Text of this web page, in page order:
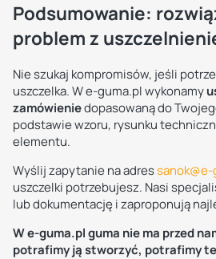
Podsumowanie:
problem z
Nie szukaj kompromisów, jeśli
uszczelka. W e-guma.pl wykonamy
zamówieniedopasowaną do
podstawie wzoru, rysunku
elementu.
Wyślij zapytanie na adres
uszczelki potrzebujesz. Nasi
lub dokumentację i zaproponują
W e-guma.pl guma nie ma przed
potrafimy ją stworzyć, potrafimy